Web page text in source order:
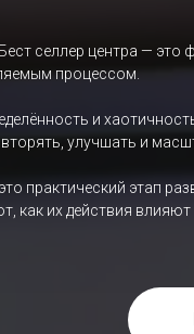
селлер центра —
процессом.
и
улучшать и
практический этап
как их действия влияют